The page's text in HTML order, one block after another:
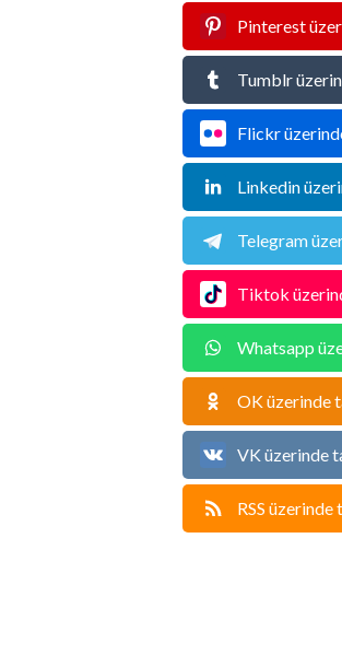
Pinterest
Tumblr
Flickr
Linkedin
Telegram
Tiktok
Whatsapp
OK üzerinde
VK üzerinde
RSS